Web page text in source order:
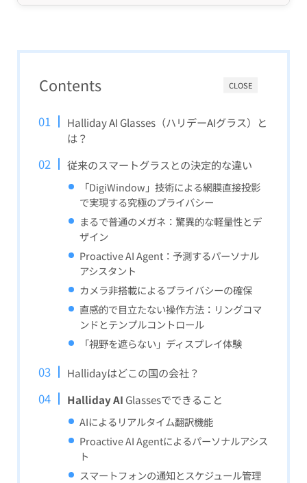
CLOSE
Contents
Halliday AI Glasses（ハリデーAIグラス）と
は？
従来のスマートグラスとの決定的な違い
「DigiWindow」技術による網膜直接投影
で実現する究極のプライバシー
まるで普通のメガネ：驚異的な軽量性とデ
ザイン
Proactive AI Agent：予測するパーソナル
アシスタント
カメラ非搭載によるプライバシーの確保
直感的で目立たない操作方法：リングコマ
ンドとテンプルコントロール
「視野を遮らない」ディスプレイ体験
Hallidayはどこの国の会社？
Halliday AI Glassesでできること
AIによるリアルタイム翻訳機能
Proactive AI Agentによるパーソナルアシス
ト
スマートフォンの通知とスケジュール管理